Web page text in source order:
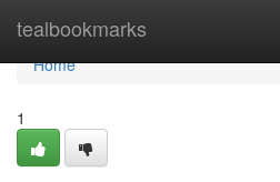
tealbookmarks
Home
Home
1